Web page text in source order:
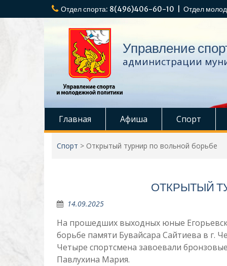
к
Отдел спорта: 8(496)406-60-10 | Отдел
Управление
администрации
Главная Афиша Спорт
Спорт > Открытый турнир по вольной борьбе
ОТКРЫТЫЙ
14.09.2025
На прошедших выходных юные
борьбе памяти Бувайсара Сайтиева в г.
Четыре спортсмена завоевали
Павлухина Мария.